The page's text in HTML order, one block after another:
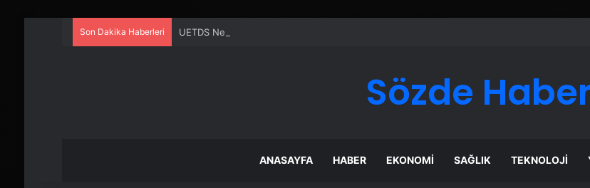
Son Dakika Haberleri UETDS Nedir ? Uetds.com İle Akıllı Dijital Taşımacılık Yazılımı
Sözde
ANASAYFA HABER EKONOMI SAĞLIK TEKNOLOJI